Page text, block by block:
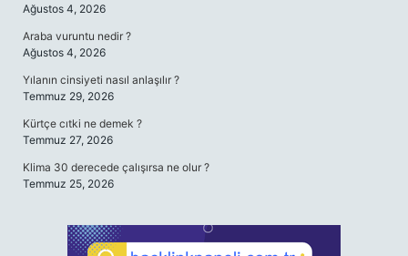
Ağustos 4, 2026
Araba vuruntu nedir ?
Ağustos 4, 2026
Yılanın cinsiyeti nasıl anlaşılır ?
Temmuz 29, 2026
Kürtçe cıtki ne demek ?
Temmuz 27, 2026
Klima 30 derecede çalışırsa ne olur ?
Temmuz 25, 2026